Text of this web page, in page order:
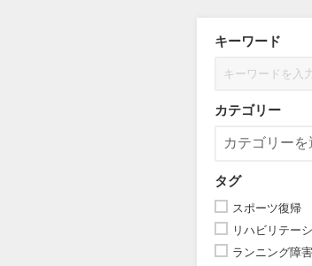
キーワード
カテゴリー
タグ
スポーツ復帰
リハビリテー
ランニング障害